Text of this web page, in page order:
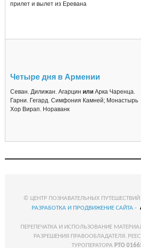
прилет и вылет из Еревана
Четыре дня в Армении
Севан. Дилижан. Агарцин или Арка Чаренца.
Гарни. Гегард. Симфония Камней; Монастырь
Хор Вирап. Нораванк
© ЦЕНТР ПОЗНАВАТЕЛЬНЫХ
РАЗРАБОТКА И ПРОДВИЖЕНИЕ САЙТА -
ПЕРЕПЕЧАТКА И ИСПОЛЬЗОВАНИЕ
РАЗРЕШЕНИЯ ПРАВООБЛАДАТЕЛЯ.
ТУРОПЕРАТОРА РТО